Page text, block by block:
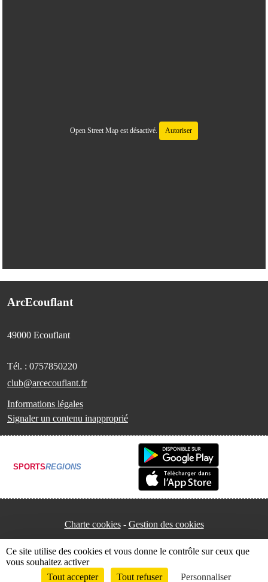
Open Street Map est désactivé. Autoriser
ArcEcouflant
49000 Ecouflant
Tél. : 0757850220
club@arcecouflant.fr
Informations légales
Signaler un contenu inapproprié
SPORTSREGIONS
Charte cookies Gestion des cookies
Envie de participer ? Connexion
Ce site utilise des cookies et vous donne le contrôle sur ceux que
vous souhaitez activer
Tout accepter
Tout refuser Personnaliser